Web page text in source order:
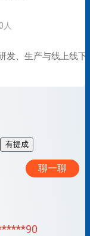
人
发、生产与线上线下
有提成
聊一聊